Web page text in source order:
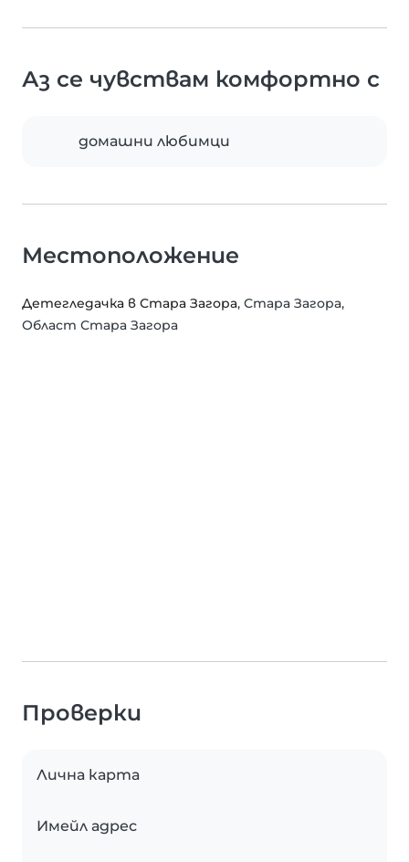
Аз се чувствам комфортно с
домашни любимци
Местоположение
Детегледачка в Стара Загора, Стара Загора,
Област Стара Загора
Проверки
Лична карта
Имейл адрес